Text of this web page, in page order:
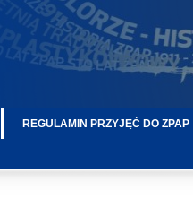
REGULAMIN PRZYJĘĆ DO ZPAP